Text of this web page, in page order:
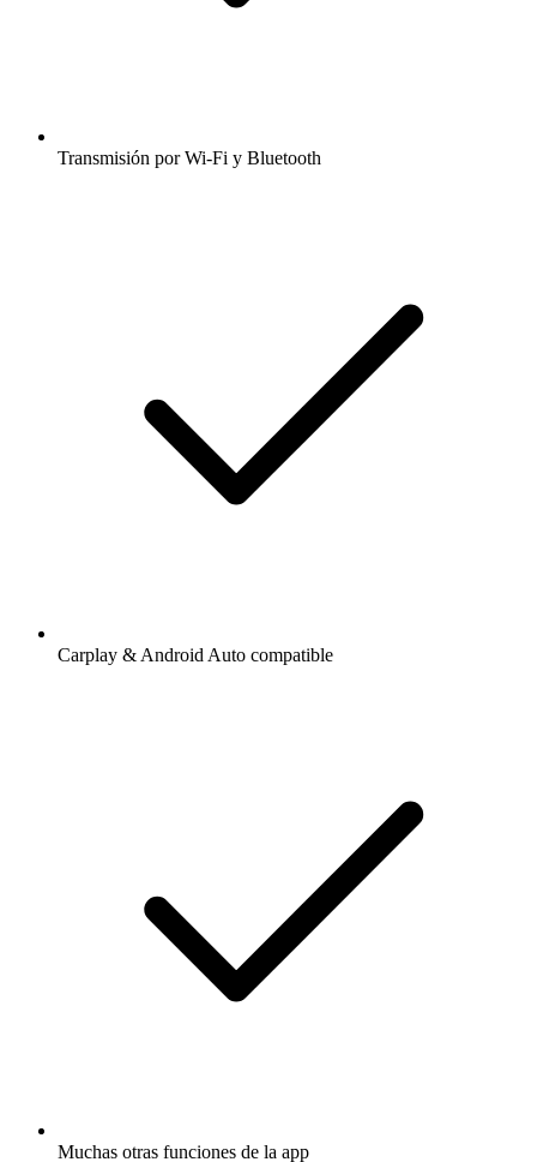
Transmisión por Wi-Fi y Bluetooth
Carplay & Android Auto compatible
Muchas otras funciones de la app